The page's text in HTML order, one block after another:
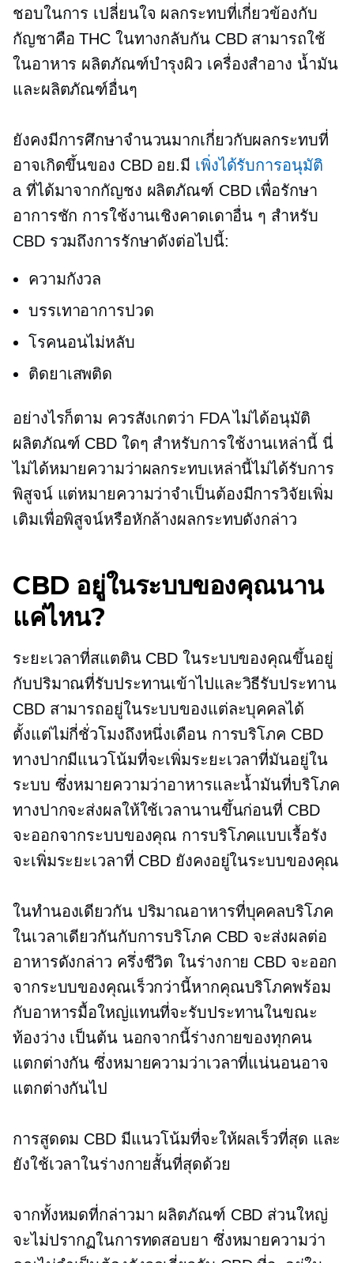
ชอบในการ เปลี่ยนใจ ผลกระทบที่เกี่ยวข้องกับ
กัญชาคือ THC ในทางกลับกัน CBD สามารถใช้
ในอาหาร ผลิตภัณฑ์บำรุงผิว เครื่องสำอาง น้ำมัน
และผลิตภัณฑ์อื่นๆ
ยังคงมีการศึกษาจำนวนมากเกี่ยวกับผลกระทบที่
อาจเกิดขึ้นของ CBD อย.มี เพิ่งได้รับการอนุมัติ
a ที่ได้มาจากกัญชง ผลิตภัณฑ์ CBD เพื่อรักษา
อาการชัก การใช้งานเชิงคาดเดาอื่น ๆ สำหรับ
CBD รวมถึงการรักษาดังต่อไปนี้:
ความกังวล
บรรเทาอาการปวด
โรคนอนไม่หลับ
ติดยาเสพติด
อย่างไรก็ตาม ควรสังเกตว่า FDA ไม่ได้อนุมัติ
ผลิตภัณฑ์ CBD ใดๆ สำหรับการใช้งานเหล่านี้ นี่
ไม่ได้หมายความว่าผลกระทบเหล่านี้ไม่ได้รับการ
พิสูจน์ แต่หมายความว่าจำเป็นต้องมีการวิจัยเพิ่ม
เติมเพื่อพิสูจน์หรือหักล้างผลกระทบดังกล่าว
CBD อยู่ในระบบของคุณนาน
แค่ไหน?
ระยะเวลาที่สแตติน CBD ในระบบของคุณขึ้นอยู่
กับปริมาณที่รับประทานเข้าไปและวิธีรับประทาน
CBD สามารถอยู่ในระบบของแต่ละบุคคลได้
ตั้งแต่ไม่กี่ชั่วโมงถึงหนึ่งเดือน การบริโภค CBD
ทางปากมีแนวโน้มที่จะเพิ่มระยะเวลาที่มันอยู่ใน
ระบบ ซึ่งหมายความว่าอาหารและน้ำมันที่บริโภค
ทางปากจะส่งผลให้ใช้เวลานานขึ้นก่อนที่ CBD
จะออกจากระบบของคุณ การบริโภคแบบเรื้อรัง
จะเพิ่มระยะเวลาที่ CBD ยังคงอยู่ในระบบของคุณ
ในทำนองเดียวกัน ปริมาณอาหารที่บุคคลบริโภค
ในเวลาเดียวกันกับการบริโภค CBD จะส่งผลต่อ
อาหารดังกล่าว ครึ่งชีวิต ในร่างกาย CBD จะออก
จากระบบของคุณเร็วกว่านี้หากคุณบริโภคพร้อม
กับอาหารมื้อใหญ่แทนที่จะรับประทานในขณะ
ท้องว่าง เป็นต้น นอกจากนี้ร่างกายของทุกคน
แตกต่างกัน ซึ่งหมายความว่าเวลาที่แน่นอนอาจ
แตกต่างกันไป
การสูดดม CBD มีแนวโน้มที่จะให้ผลเร็วที่สุด และ
ยังใช้เวลาในร่างกายสั้นที่สุดด้วย
จากทั้งหมดที่กล่าวมา ผลิตภัณฑ์ CBD ส่วนใหญ่
จะไม่ปรากฏในการทดสอบยา ซึ่งหมายความว่า